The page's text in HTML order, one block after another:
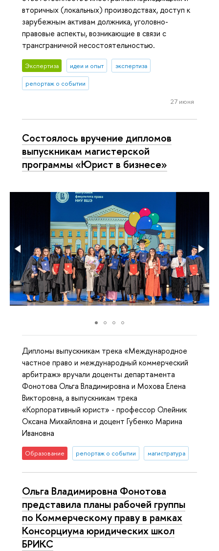
вторичных (локальных) производствах, доступ к
зарубежным активам должника, уголовно-
правовые аспекты, возникающие в связи с
трансграничной несостоятельностью.
Экспертиза идеи и опыт экспертиза
репортаж о событии
27 июня
Состоялось вручение дипломов
выпускникам магистерской
программы «Юрист в бизнесе»
Дипломы выпускникам трека «Международное
частное право и международный коммерческий
арбитраж» вручали доценты департамента
Фонотова Ольга Владимировна и Мохова Елена
Викторовна, а выпускникам трека
«Корпоративный юрист» - профессор Олейник
Оксана Михайловна и доцент Губенко Марина
Ивановна
Образование репортаж о событии магистратура
Ольга Владимировна Фонотова
представила планы рабочей группы
по Коммерческому праву в рамках
Консорциума юридических школ
БРИКС